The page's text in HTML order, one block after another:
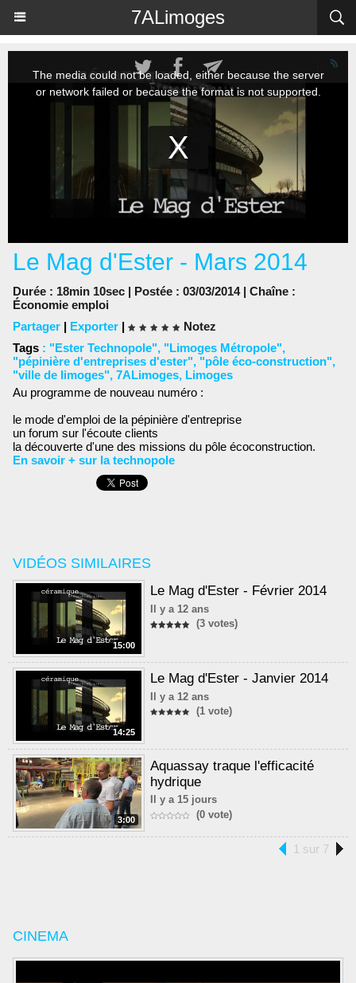
7ALimoges
VIDÉOS SIMILAIRES
15:00
Le Mag d'Ester - Février 2014
Il y a 12 ans
(3 votes)
14:25
Le Mag d'Ester - Janvier 2014
Il y a 12 ans
(1 vote)
3:00
Aquassay traque l'efficacité
hydrique
Il y a 15 jours
(0 vote)
1 sur 7
CINEMA
Le Mag d'Ester - Mars 2014
Durée : 18min 10sec | Postée : 03/03/2014 | Chaîne :
Économie emploi
Partager | Exporter |
Notez
Tags : "Ester Technopole", "Limoges Métropole",
"pépinière d'entreprises d'ester", "pôle éco-construction",
"ville de limoges", 7ALimoges, Limoges
Au programme de nouveau numéro :
le mode d'emploi de la pépinière d'entreprise
un forum sur l'écoute clients
la découverte d'une des missions du pôle écoconstruction.
En savoir + sur la technopole